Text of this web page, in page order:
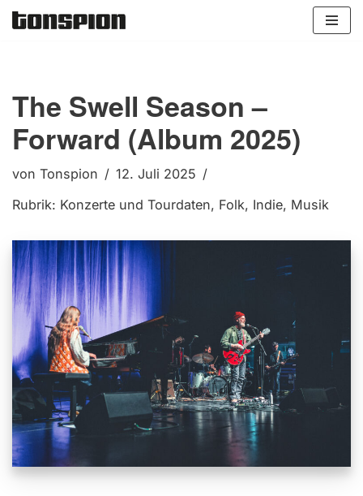
The Swell Season –
Forward (Album 2025)
von Tonspion
12. Juli 2025
Rubrik: Konzerte und Tourdaten, Folk, Indie, Musik